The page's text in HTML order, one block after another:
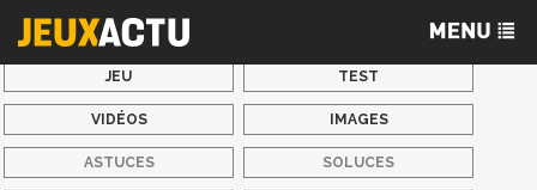
JEU TEST
VIDÉOS IMAGES
ASTUCES SOLUCES